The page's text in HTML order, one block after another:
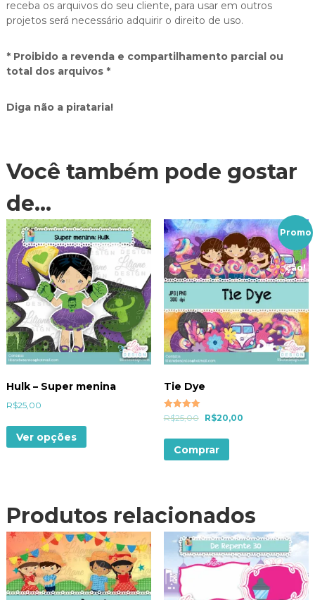
receba os arquivos do seu cliente, para usar em outros
projetos será necessário adquirir o direito de uso.
* Proibido a revenda e compartilhamento parcial ou
total dos arquivos *
Diga não a pirataria!
Você também pode gostar
de…
Hulk – Super menina
R$25,00
Ver opções
Promo
ção!
Tie Dye
Avaliação
5.00
R$25,00 R$20,00
Comprar
Produtos relacionados